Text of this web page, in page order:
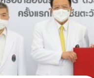
สามารถในการแข่งขันกับ
ณ…
อันเป็นหัวใจสำคัญของ
(Use Case) ในวงการ
การใช้งานจริงครั้งแรกใน
ต้ โดยกลุ่มทรูจะนำ
ยแรก รายเดียว ครบกว่า
รใช้งาน และเป็นผู้ที่มี